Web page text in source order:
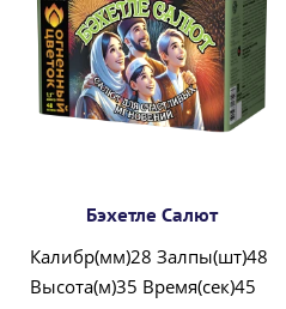
Бэхетле Салют
Калибр(мм)28 Залпы(шт)48
Высота(м)35 Время(сек)45